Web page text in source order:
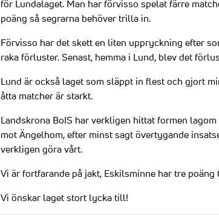
för Lundalaget. Man har förvisso spelat färre
poäng så segrarna behöver trilla in.
Förvisso har det skett en liten uppryckning efter
raka förluster. Senast, hemma i Lund, blev det
Lund är också laget som släppt in flest och gjort
åtta matcher är starkt.
Landskrona BoIS har verkligen hittat formen
mot Ängelhom, efter minst sagt övertygande
verkligen göra vårt.
Vi är fortfarande på jakt, Eskilsminne har tre
Vi önskar laget stort lycka till!